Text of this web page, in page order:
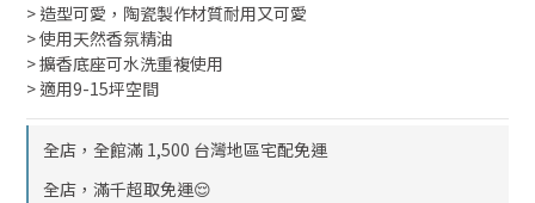
> 造型可愛，陶瓷製作材質耐用又可愛
> 使用天然香氛精油
> 擴香底座可水洗重複使用
> 適用9-15坪空間
全店，全館滿 1,500 台灣地區宅配免運
全店，滿千超取免運😌